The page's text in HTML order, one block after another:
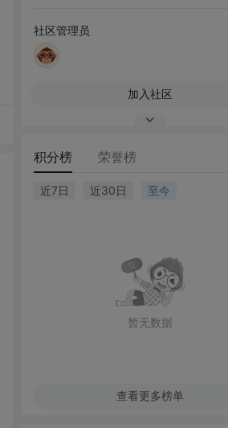
社区管理员
加入社区
积分榜 荣誉榜
近7日 近30日 至今
暂无数据
查看更多榜单